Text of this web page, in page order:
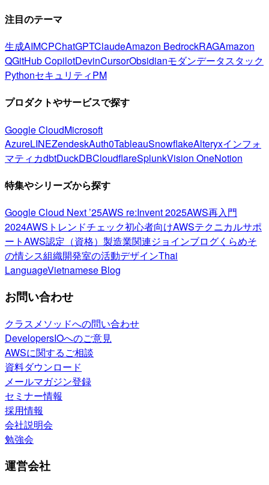
注目のテーマ
生成AIMCPChatGPTClaudeAmazon BedrockRAGAmazon
QGitHub CopilotDevinCursorObsidianモダンデータスタック
PythonセキュリティPM
プロダクトやサービスで探す
Google CloudMicrosoft
AzureLINEZendeskAuth0TableauSnowflakeAlteryxインフォ
マティカdbtDuckDBCloudflareSplunkVision OneNotion
特集やシリーズから探す
Google Cloud Next ’25AWS re:Invent 2025AWS再入門
2024AWSトレンドチェック初心者向けAWSテクニカルサポ
ートAWS認定（資格） 製造業関連ジョインブログくらめそ
の情シス組織開発室の活動デザインThai
LanguageVietnamese Blog
お問い合わせ
クラスメソッドへの問い合わせ
DevelopersIOへのご意見
AWSに関するご相談
資料ダウンロード
メールマガジン登録
セミナー情報
採用情報
会社説明会
勉強会
運営会社